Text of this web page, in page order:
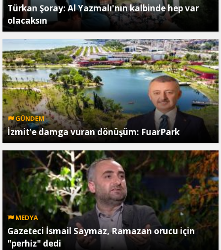
Türkan Şoray: Al Yazmalı'nın kalbinde hep var
olacaksın
GÜNDEM
İzmit’e damga vuran dönüşüm: FuarPark
MEDYA
Gazeteci İsmail Saymaz, Ramazan orucu için
"perhiz" dedi